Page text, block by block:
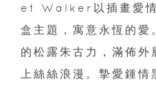
et Walker以插畫愛情
盒主題，寓意永恆的愛
的松露朱古力，滿佈外
上絲絲浪漫。摯愛鍾